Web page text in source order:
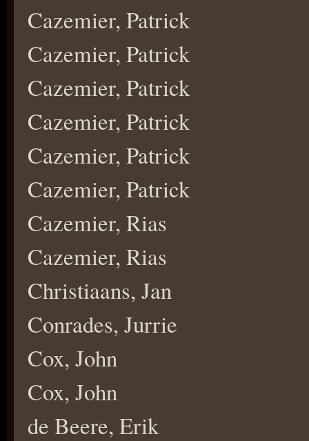
Cazemier, Patrick
Cazemier, Patrick
Cazemier, Patrick
Cazemier, Patrick
Cazemier, Patrick
Cazemier, Patrick
Cazemier, Rias
Cazemier, Rias
Christiaans, Jan
Conrades, Jurrie
Cox, John
Cox, John
de Beere, Erik